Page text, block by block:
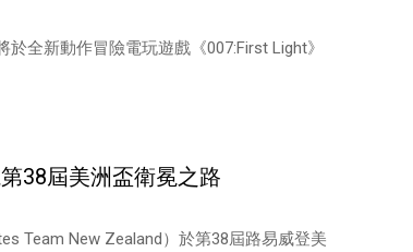
全新動作冒險電玩遊戲《007:First Light》
38屆美洲盃衛冕之路
Team New Zealand）於第38屆路易威登美